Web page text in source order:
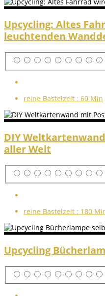
Upcycling: Altes
leuchtenden
reine Bastelzeit : 60 Min
DIY
aller Welt
reine Bastelzeit : 180
Upcycling